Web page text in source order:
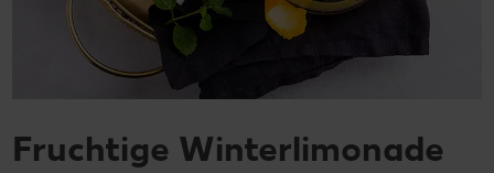
Fruchtige Winterlimonade